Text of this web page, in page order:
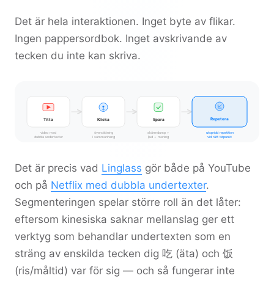
Det är hela interaktionen. Inget byte av flikar.
Ingen pappersordbok. Inget avskrivande av
tecken du inte kan skriva.
Titta Klicka Spara Repetera
video med
dubbla undertexter
översättning
i sammanhang
skärmdump +
ljud + mening
utspridd repetition
vid rätt tidpunkt
Det är precis vad Linglass gör både på YouTube
och på Netflix med dubbla undertexter.
Segmenteringen spelar större roll än det låter:
eftersom kinesiska saknar mellanslag ger ett
verktyg som behandlar undertexten som en
sträng av enskilda tecken dig 吃 (äta) och 饭
(ris/måltid) var för sig — och så fungerar inte